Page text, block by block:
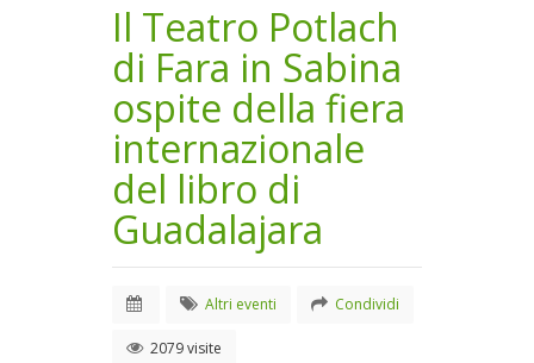
Il Teatro Potlach
di Fara in Sabina
ospite della fiera
internazionale
del libro di
Guadalajara
Altri eventi Condividi
2079 visite